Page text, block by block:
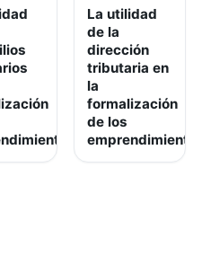
La utilidad
de la
dirección
tributaria en
la
formalización
de los